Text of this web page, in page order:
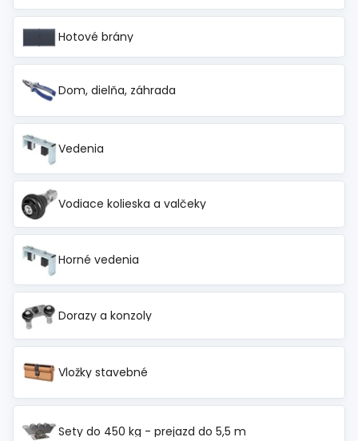
Hotové brány
Dom, dielňa, záhrada
Vedenia
Vodiace kolieska a valčeky
Horné vedenia
Dorazy a konzoly
Vložky stavebné
Sety do 450 kg - prejazd do 5,5 m